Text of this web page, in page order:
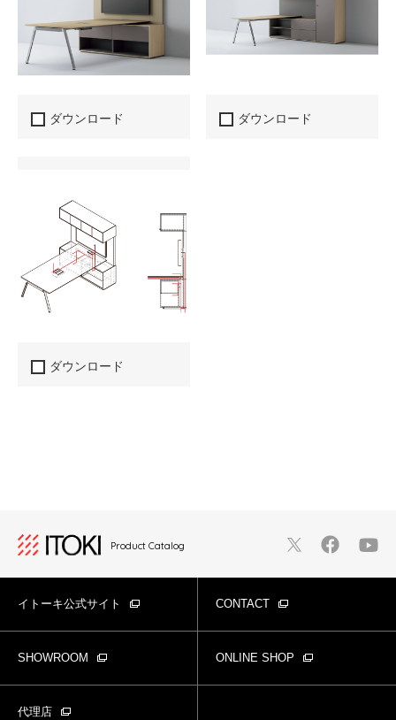
ダウンロード ダウンロード
ダウンロード
Product Catalog
イトーキ公式サイト CONTACT
SHOWROOM ONLINE SHOP
代理店